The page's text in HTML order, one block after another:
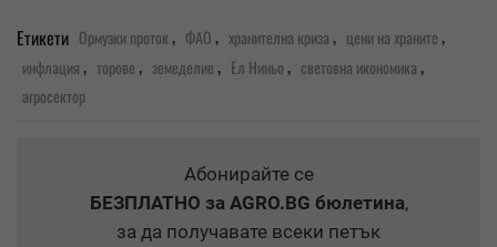
Етикети Ормузки проток, ФАО, хранителна криза, цени на храните,
инфлация, торове, земеделие, Ел Ниньо, световна икономика,
агросектор
Абонирайте се
БЕЗПЛАТНО за AGRO.BG бюлетина,
за да получавате всеки петък